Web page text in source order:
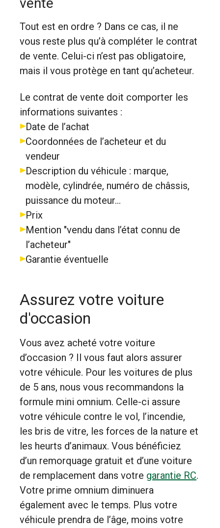
Tout est en ordre ? Dans ce cas, il ne
vous reste plus qu’à compléter le contrat
de vente. Celui-ci n’est pas obligatoire,
mais il vous protège en tant qu’acheteur.
Le contrat de vente doit comporter les
informations suivantes :
Date de l’achat
Coordonnées de l’acheteur et du
vendeur
Description du véhicule : marque,
modèle, cylindrée, numéro de châssis,
puissance du moteur…
Prix
Mention "vendu dans l’état connu de
l’acheteur"
Garantie éventuelle
Assurez votre voiture
d'occasion
Vous avez acheté votre voiture
d’occasion ? Il vous faut alors assurer
votre véhicule. Pour les voitures de plus
de 5 ans, nous vous recommandons la
formule mini omnium. Celle-ci assure
votre véhicule contre le vol, l’incendie,
les bris de vitre, les forces de la nature et
les heurts d’animaux. Vous bénéficiez
d’un remorquage gratuit et d’une voiture
de remplacement dans votre garantie RC.
Votre prime omnium diminuera
également avec le temps. Plus votre
véhicule prendra de l’âge, moins votre